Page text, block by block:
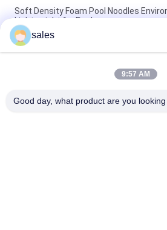
Soft Density Foam Pool Noodles
Lightweight for Pools
Versatile Foam Large Pool Noodles for
and Activities
Soft Density 70mm Foam Pool Noodles
sales
9:57 AM
Good day, what product are you